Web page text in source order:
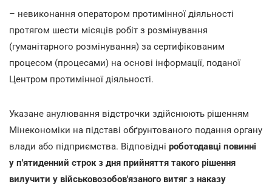
– невиконання оператором протимінної діяльності
протягом шести місяців робіт з розмінування
(гуманітарного розмінування) за сертифікованим
процесом (процесами) на основі інформації, поданої
Центром протимінної діяльності.
Указане анулювання відстрочки здійснюють рішенням
Мінекономіки на підставі обґрунтованого подання органу
влади або підприємства. Відповідні роботодавці повинні
у п'ятиденний строк з дня прийняття такого рішення
вилучити у військовозобов'язаного витяг з наказу